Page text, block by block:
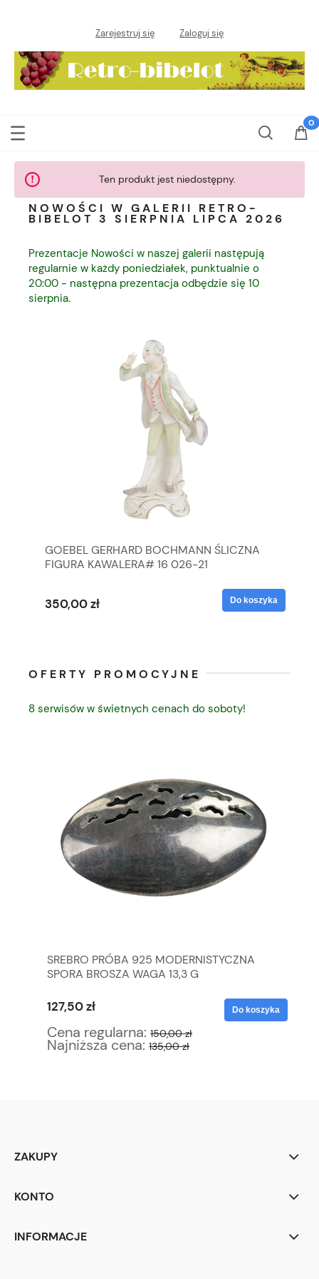
Zarejestruj się Zaloguj się
Ten produkt jest niedostępny.
NOWOŚCI W GALERII RETRO-
BIBELOT 3 SIERPNIA LIPCA 2026
Prezentacje Nowości w naszej galerii następują
regularnie w każdy poniedziałek, punktualnie o
20:00 - następna prezentacja odbędzie się 10
sierpnia.
GOEBEL GERHARD BOCHMANN ŚLICZNA
FIGURA KAWALERA# 16 026-21
350,00 zł Do koszyka
OFERTY PROMOCYJNE
8 serwisów w świetnych cenach do soboty!
SREBRO PRÓBA 925 MODERNISTYCZNA
SPORA BROSZA WAGA 13,3 G
127,50 zł
Cena regularna: 150,00 zł
Najniższa cena: 135,00 zł
Do koszyka
ZAKUPY
KONTO
INFORMACJE